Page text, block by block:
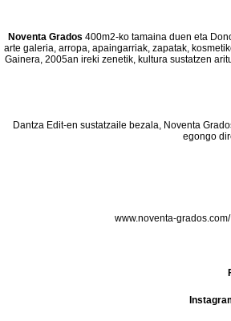
Noventa Grados 400m2-ko tamaina duen eta
arte galeria, arropa, apaingarriak, zapatak,
Gainera, 2005an ireki zenetik, kultura sustatzen
Dantza Edit-en sustatzaile bezala, Noventa
egongo
www.noventa-